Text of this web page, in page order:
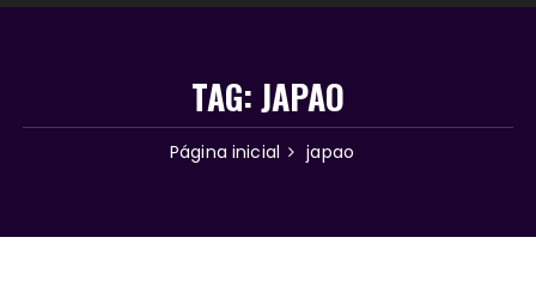
TAG:JAPAO
Página inicial japao